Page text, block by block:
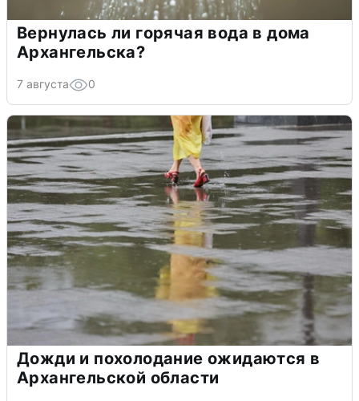
Вернулась ли горячая вода в дома
Архангельска?
7 августа 0
Дожди и похолодание ожидаются в
Архангельской области